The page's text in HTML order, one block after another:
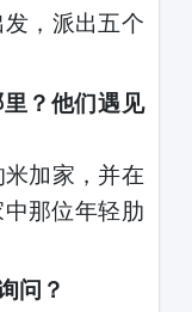
，派出五个
？他们遇见
加家，并在
那位年轻肋
问？